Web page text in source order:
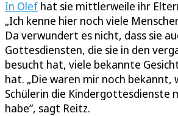
In Olef hat sie mittlerweile ihr
„Ich kenne hier noch viele
Da verwundert es nicht, dass sie
Gottesdiensten, die sie in den
besucht hat, viele bekannte
hat. „Die waren mir noch bekannt,
Schülerin die
habe“, sagt Reitz.